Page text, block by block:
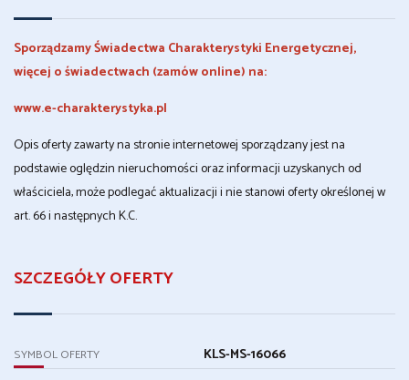
Sporządzamy Świadectwa Charakterystyki Energetycznej,
więcej o świadectwach (zamów online) na:
www.e-charakterystyka.pl
Opis oferty zawarty na stronie internetowej sporządzany jest na
podstawie oględzin nieruchomości oraz informacji uzyskanych od
właściciela, może podlegać aktualizacji i nie stanowi oferty określonej w
art. 66 i następnych K.C.
SZCZEGÓŁY OFERTY
SYMBOL OFERTY KLS-MS-16066